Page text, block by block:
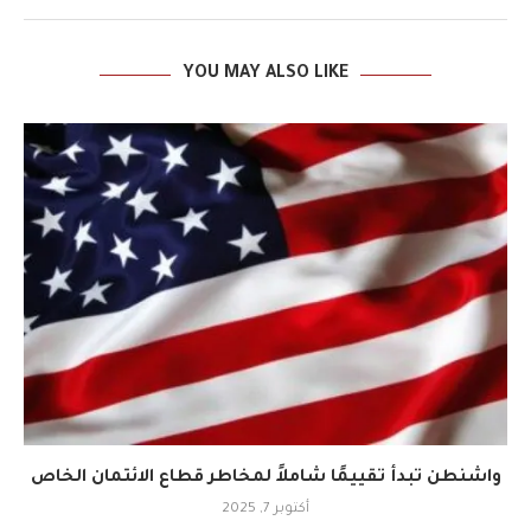
YOU MAY ALSO LIKE
واشنطن تبدأ تقييمًا شاملاً لمخاطر قطاع الائتمان الخاص
أكتوبر 7, 2025